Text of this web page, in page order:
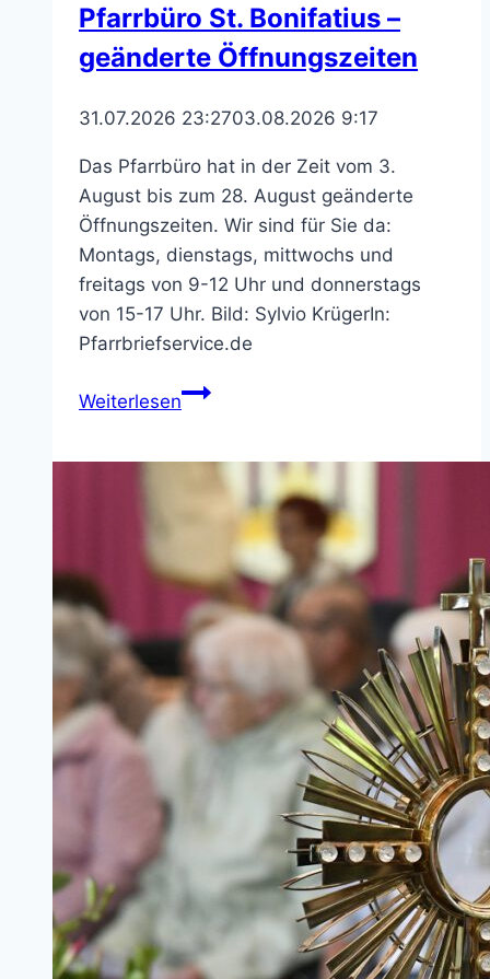
Pfarrbüro St. Bonifatius –
geänderte Öffnungszeiten
31.07.2026 23:2703.08.2026 9:17
Das Pfarrbüro hat in der Zeit vom 3.
August bis zum 28. August geänderte
Öffnungszeiten. Wir sind für Sie da:
Montags, dienstags, mittwochs und
freitags von 9-12 Uhr und donnerstags
von 15-17 Uhr. Bild: Sylvio KrügerIn:
Pfarrbriefservice.de
WeiterlesenPfarrbüro
geänderte
Öffnungszeiten